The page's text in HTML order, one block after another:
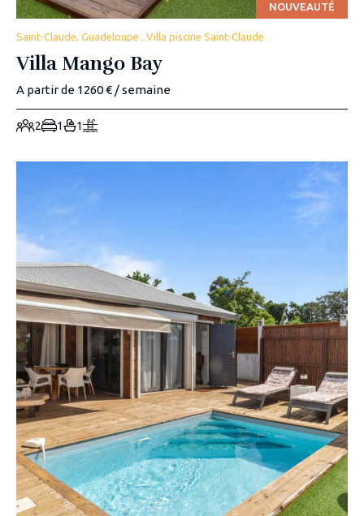
NOUVEAUTÉ
Saint-Claude, Guadeloupe . Villa piscine Saint-Claude
Villa Mango Bay
A partir de 1260 € / semaine
2 1 1